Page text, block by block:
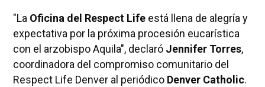
"La Oficina del Respect Lifeestá llena de alegría y
expectativa por la próxima procesión eucarística
con el arzobispo Aquila", declaró Jennifer Torres,
coordinadora del compromiso comunitario del
Respect Life Denver al periódico Denver Catholic.